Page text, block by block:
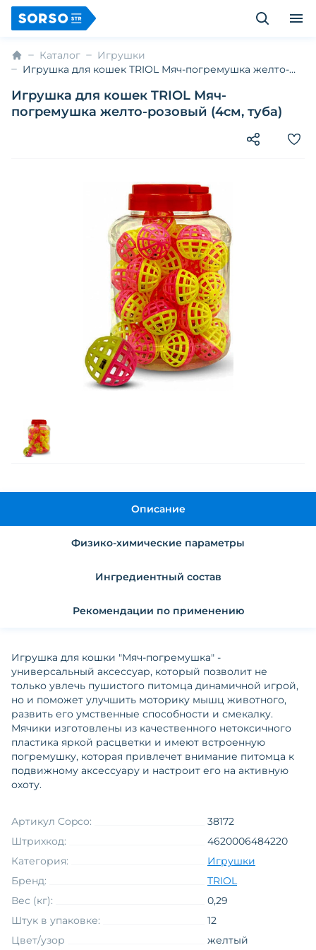
Каталог
Игрушки
Игрушка для кошек TRIOL Мяч-погремушка желто-
Игрушка для кошек TRIOL Мяч-
погремушка желто-розовый (4см, туба)
Описание
Физико-химические параметры
Ингредиентный состав
Рекомендации по применению
Игрушка для кошки "Мяч-погремушка" -
универсальный аксессуар, который позволит не
только увлечь пушистого питомца динамичной игрой,
но и поможет улучшить моторику мышц животного,
развить его умственные способности и смекалку.
Мячики изготовлены из качественного нетоксичного
пластика яркой расцветки и имеют встроенную
погремушку, которая привлечет внимание питомца к
подвижному аксессуару и настроит его на активную
охоту.
Артикул Copco:
38172
Штрихкод:
4620006484220
Категория:
Игрушки
Бренд:
TRIOL
Вес (кг):
0,29
Штук в упаковке:
12
Цвет/узор
желтый